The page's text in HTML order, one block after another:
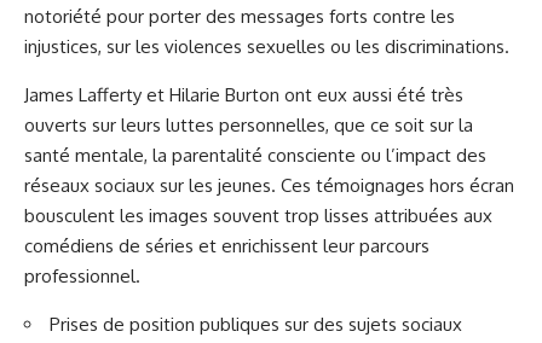
notoriété pour porter des messages forts contre les
injustices, sur les violences sexuelles ou les discriminations.
James Lafferty et Hilarie Burton ont eux aussi été très
ouverts sur leurs luttes personnelles, que ce soit sur la
santé mentale, la parentalité consciente ou l’impact des
réseaux sociaux sur les jeunes. Ces témoignages hors écran
bousculent les images souvent trop lisses attribuées aux
comédiens de séries et enrichissent leur parcours
professionnel.
Prises de position publiques sur des sujets sociaux